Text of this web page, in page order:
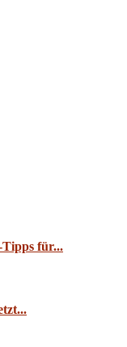
Tipps für...